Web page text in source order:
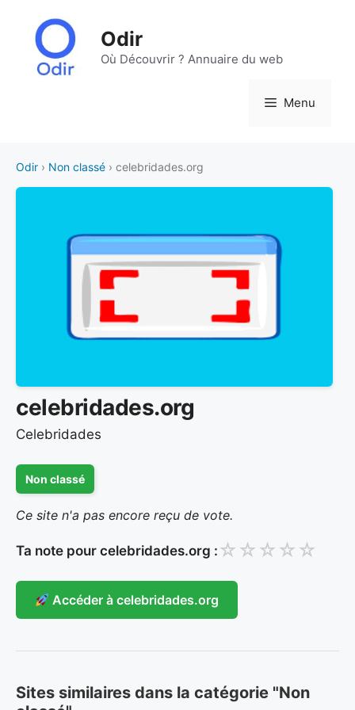
contenu
Odir
Où Découvrir ? Annuaire du web
Menu
Odir › Non classé › celebridades.org
celebridades.org
Celebridades
Non classé
Ce site n'a pas encore reçu de vote.
Ta note pour celebridades.org : ☆ ☆ ☆ ☆ ☆
Accéder à celebridades.org
Sites similaires dans la catégorie "Non